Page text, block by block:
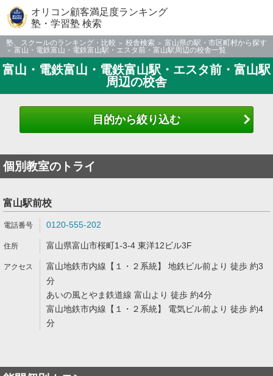
オリコン顧客満足度ランキング
塾・学習塾 検索
塾、スクールのランキング・比較 校舎検索
富山県の駅・市区町村から探す
富山・電鉄富山・電鉄富山駅・エスタ前・富山駅周辺の校舎一覧
富山・電鉄富山・電鉄富山駅・エスタ前・富山駅
周辺の校舎
目的から絞り込む
個別教室のトライ
富山駅前校
0120-555-202
富山県富山市桜町1-3-4 東洋12ビル3F
富山地鉄市内線【１・２系統】 地鉄ビル前より 徒歩 約3
分
あいの風とやま鉄道線 富山より 徒歩 約4分
富山地鉄市内線【１・２系統】 電気ビル前より 徒歩 約4
分